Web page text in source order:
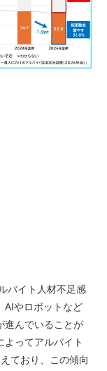
バイト人材不足感
AIやロボットなど
進んでいることが
ってアルバイト
ており、この傾向